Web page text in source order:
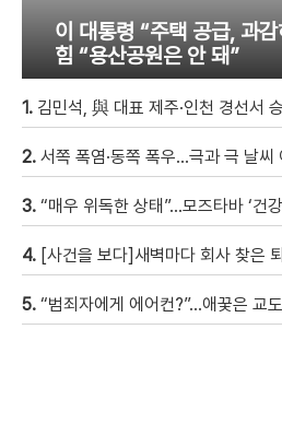
이 대통령 “주택 공급, 과
힘 “용산공원은 안 돼”
1. 김민석, 與 대표 제주·인천 경선서
2. 서쪽 폭염·동쪽 폭우…극과 극 날씨
3. “매우 위독한 상태”…모즈타바 ‘건
4. [사건을 보다]새벽마다 회사 찾은
5. “범죄자에게 에어컨?”…애꿎은 교도